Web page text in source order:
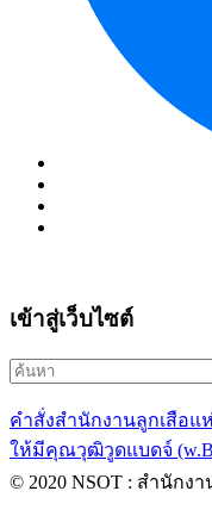
เข้าสู่เว็บไซต์
คำสั่งสำนักงานลูกเสือแ
ให้มีคุณวุฒิวูดแบดจ์
© 2020 NSOT : สำนักง